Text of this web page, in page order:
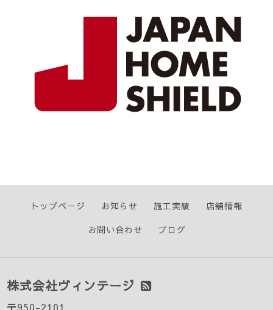
トップページ お知らせ 施工実績
店舗情報
お問い合わせ
ブログ
株式会社ヴィンテージ
〒950-2101